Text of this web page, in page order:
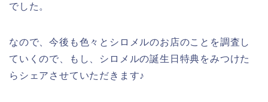
でした。
なので、今後も色々とシロメルのお店のことを調査し
ていくので、もし、シロメルの誕生日特典をみつけた
らシェアさせていただきます♪